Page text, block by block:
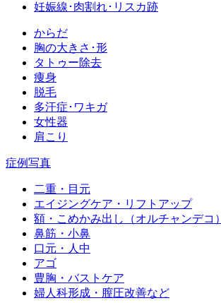
妊娠線･肉割れ･リスカ跡
からだ
胸の大きさ･形
タトゥー除去
痩身
脱毛
多汗症･ワキガ
女性器
肩こり
症例写真
二重・目元
エイジングケア・リフトアップ
額・こめかみ出し（オルチャンデコ）
鼻筋・小鼻
口元・人中
アゴ
豊胸・バストケア
婦人科形成・膣圧改善など